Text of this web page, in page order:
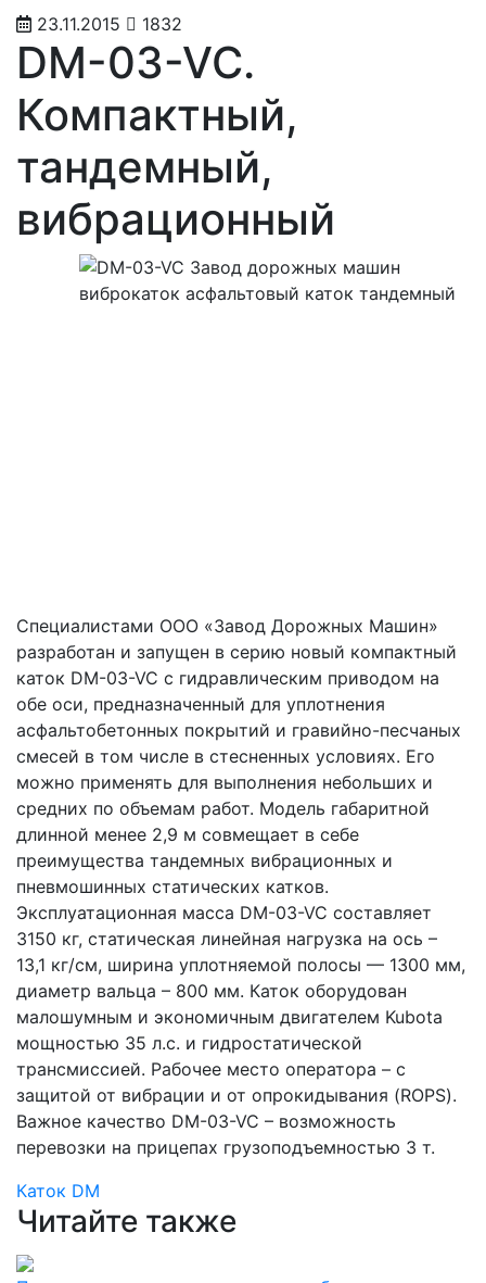
23.11.2015 1832
DM-03-VC.
Компактный,
тандемный,
вибрационный
Специалистами ООО «Завод Дорожных Машин»
разработан и запущен в серию новый компактный
каток DM-03-VC с гидравлическим приводом на
обе оси, предназначенный для уплотнения
асфальтобетонных покрытий и гравийно-песчаных
смесей в том числе в стесненных условиях. Его
можно применять для выполнения небольших и
средних по объемам работ. Модель габаритной
длинной менее 2,9 м совмещает в себе
преимущества тандемных вибрационных и
пневмошинных статических катков.
Эксплуатационная масса DM-03-VC составляет
3150 кг, статическая линейная нагрузка на ось –
13,1 кг/см, ширина уплотняемой полосы — 1300 мм,
диаметр вальца – 800 мм. Каток оборудован
малошумным и экономичным двигателем Kubota
мощностью 35 л.с. и гидростатической
трансмиссией. Рабочее место оператора – с
защитой от вибрации и от опрокидывания (ROPS).
Важное качество DM-03-VC – возможность
перевозки на прицепах грузоподъемностью 3 т.
Каток DM
Читайте также